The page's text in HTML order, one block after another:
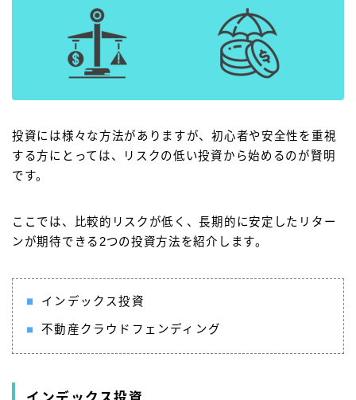
投資には様々な方法がありますが、初心者や安全性を重視
する方にとっては、リスクの低い投資から始めるのが賢明
です。
ここでは、比較的リスクが低く、長期的に安定したリター
ンが期待できる2つの投資方法を紹介します。
インデックス投資
不動産クラウドフェンディング